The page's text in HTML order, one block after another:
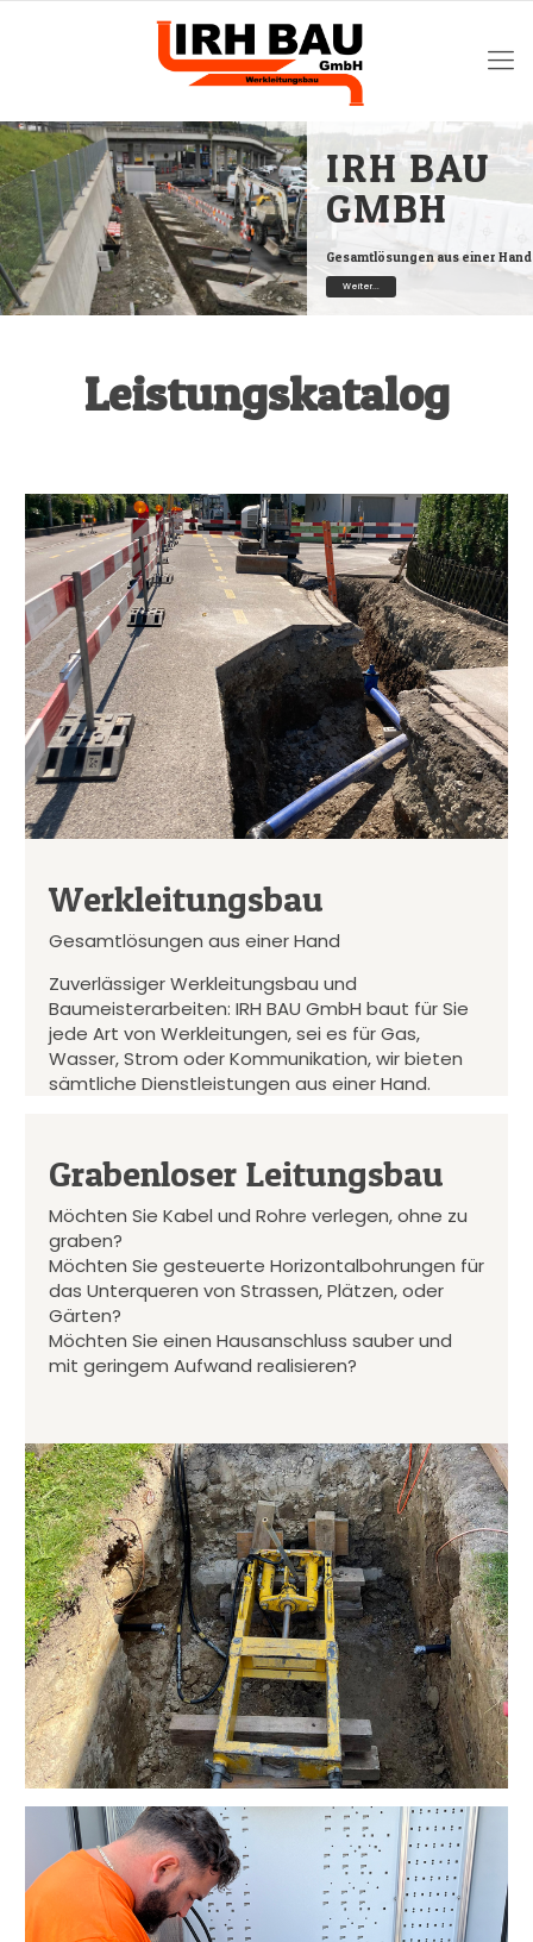
IRH BAU
GMBH
Gesamtlösungen aus einer
Weiter...
Leistungskatalog
Werkleitungsbau
Gesamtlösungen aus einer Hand
Zuverlässiger Werkleitungsbau und
Baumeisterarbeiten: IRH BAU GmbH baut für Sie
jede Art von Werkleitungen, sei es für Gas,
Wasser, Strom oder Kommunikation, wir bieten
sämtliche Dienstleistungen aus einer Hand.
Grabenloser Leitungsbau
Möchten Sie Kabel und Rohre verlegen, ohne zu
graben?
Möchten Sie gesteuerte Horizontalbohrungen für
das Unterqueren von Strassen, Plätzen, oder
Gärten?
Möchten Sie einen Hausanschluss sauber und
mit geringem Aufwand realisieren?